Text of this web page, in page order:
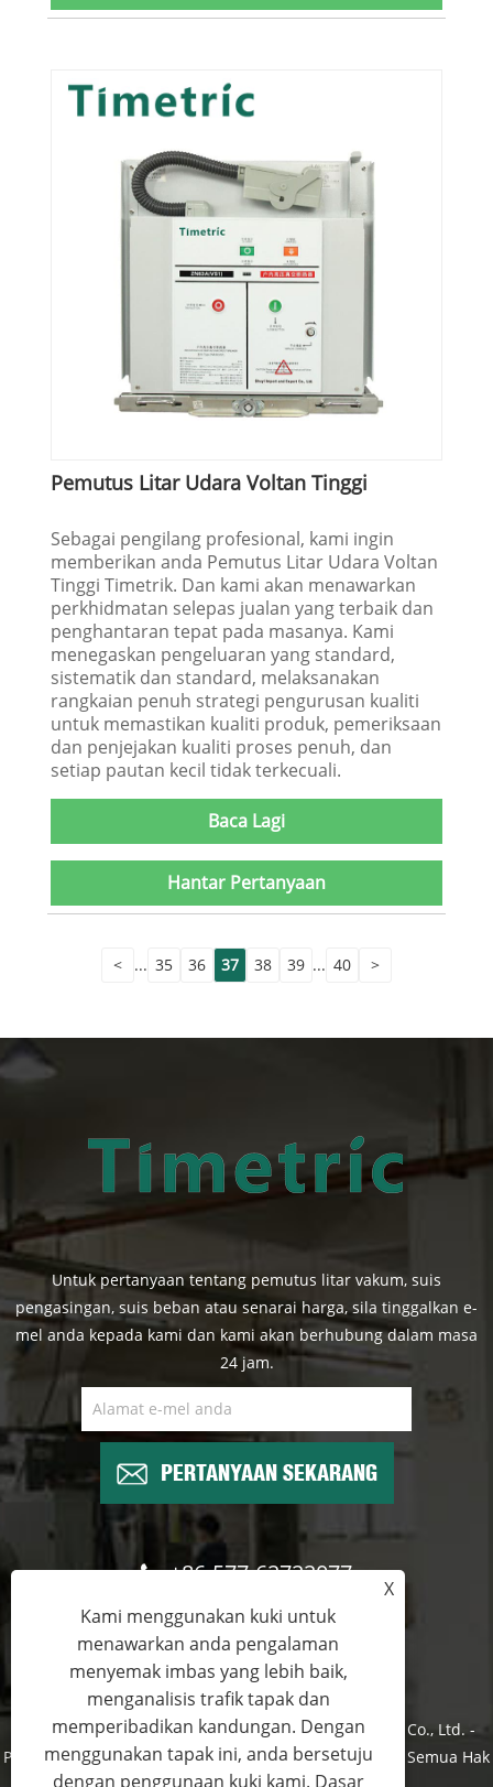
Pemutus Litar Udara Voltan Tinggi
Sebagai pengilang profesional, kami ingin
memberikan anda Pemutus Litar Udara Voltan
Tinggi Timetrik. Dan kami akan menawarkan
perkhidmatan selepas jualan yang terbaik dan
penghantaran tepat pada masanya. Kami
menegaskan pengeluaran yang standard,
sistematik dan standard, melaksanakan
rangkaian penuh strategi pengurusan kualiti
untuk memastikan kualiti produk, pemeriksaan
dan penjejakan kualiti proses penuh, dan
setiap pautan kecil tidak terkecuali.
Baca Lagi
Hantar Pertanyaan
< ... 35 36 37 38 39 ... 40 >
Untuk pertanyaan tentang pemutus litar vakum, suis
pengasingan, suis beban atau senarai harga, sila tinggalkan e-
mel anda kepada kami dan kami akan berhubung dalam masa
24 jam.
PERTANYAAN SEKARANG
+86-577-62722077
wade@cntimetric.com
Hak Cipta © 2022 Wenzhou Shuyi Import dan Export Co., Ltd. -
Pemutus Litar Vakum, Suis Pengasingan, Load Switch - Semua Hak
X
Kami menggunakan kuki untuk
menawarkan anda pengalaman
menyemak imbas yang lebih baik,
menganalisis trafik tapak dan
memperibadikan kandungan. Dengan
menggunakan tapak ini, anda bersetuju
dengan penggunaan kuki kami. Dasar